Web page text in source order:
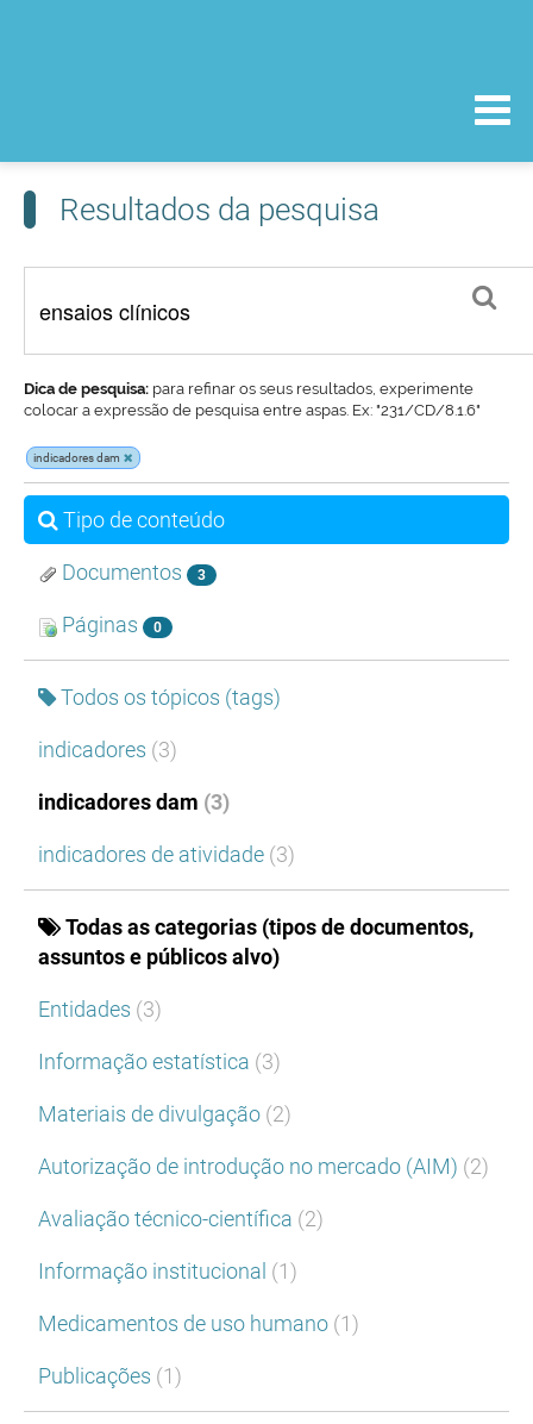
Resultados da pesquisa
Dica de pesquisa: para refinar os seus resultados, experimente
colocar a expressão de pesquisa entre aspas. Ex: "231/CD/8.1.6"
indicadores dam
Tipo de conteúdo
Documentos 3
Páginas 0
Todos os tópicos (tags)
indicadores (3)
indicadores dam (3)
indicadores de atividade (3)
Todas as categorias (tipos de documentos,
assuntos e públicos alvo)
Entidades (3)
Informação estatística (3)
Materiais de divulgação (2)
Autorização de introdução no mercado (AIM) (2)
Avaliação técnico-científica (2)
Informação institucional (1)
Medicamentos de uso humano (1)
Publicações (1)